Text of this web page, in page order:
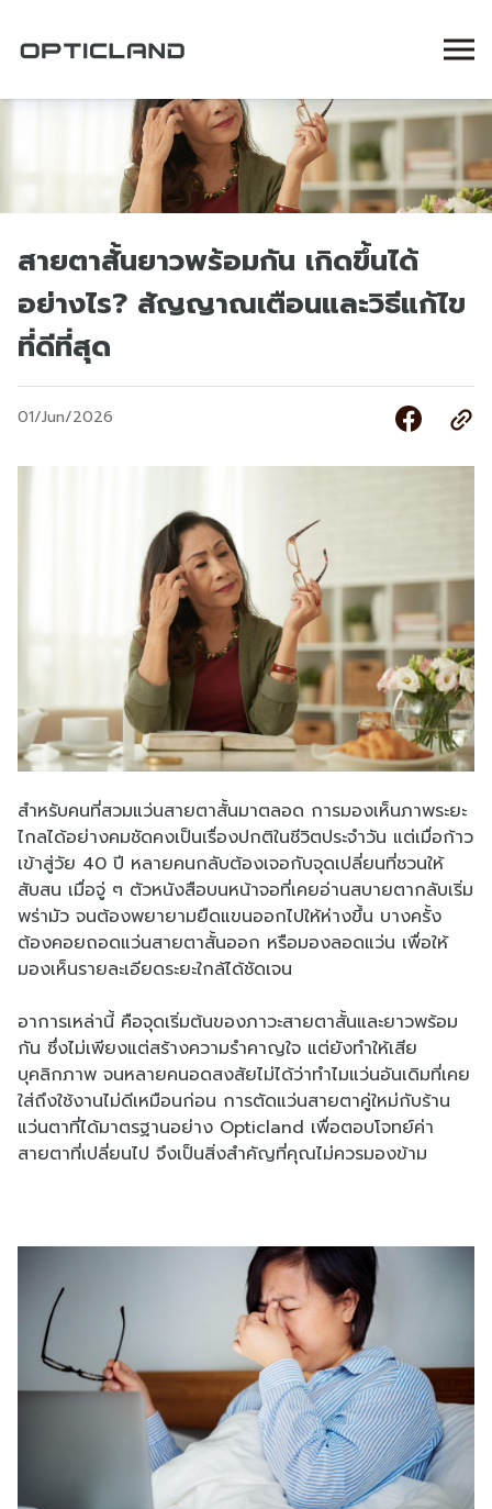
สายตาสั้นยาวพร้อมกัน เกิดขึ้นได้
อย่างไร? สัญญาณเตือนและวิธีแก้ไข
ที่ดีที่สุด
01/Jun/2026
สำหรับคนที่สวมแว่นสายตาสั้นมาตลอด การมองเห็นภาพระยะ
ไกลได้อย่างคมชัดคงเป็นเรื่องปกติในชีวิตประจำวัน แต่เมื่อก้าว
เข้าสู่วัย 40 ปี หลายคนกลับต้องเจอกับจุดเปลี่ยนที่ชวนให้
สับสน เมื่อจู่ ๆ ตัวหนังสือบนหน้าจอที่เคยอ่านสบายตากลับเริ่ม
พร่ามัว จนต้องพยายามยืดแขนออกไปให้ห่างขึ้น บางครั้ง
ต้องคอยถอดแว่นสายตาสั้นออก หรือมองลอดแว่น เพื่อให้
มองเห็นรายละเอียดระยะใกล้ได้ชัดเจน
อาการเหล่านี้ คือจุดเริ่มต้นของภาวะสายตาสั้นและยาวพร้อม
กัน ซึ่งไม่เพียงแต่สร้างความรำคาญใจ แต่ยังทำให้เสีย
บุคลิกภาพ จนหลายคนอดสงสัยไม่ได้ว่าทำไมแว่นอันเดิมที่เคย
ใส่ถึงใช้งานไม่ดีเหมือนก่อน การตัดแว่นสายตาคู่ใหม่กับร้าน
แว่นตาที่ได้มาตรฐานอย่าง Opticland เพื่อตอบโจทย์ค่า
สายตาที่เปลี่ยนไป จึงเป็นสิ่งสำคัญที่คุณไม่ควรมองข้าม